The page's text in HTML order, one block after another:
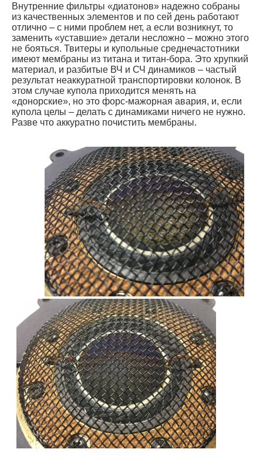
Внутренние фильтры «диатонов» надежно собраны
из качественных элементов и по сей день работают
отлично – с ними проблем нет, а если возникнут, то
заменить «уставшие» детали несложно – можно этого
не бояться. Твитеры и купольные среднечастотники
имеют мембраны из титана и титан-бора. Это хрупкий
материал, и разбитые ВЧ и СЧ динамиков – частый
результат неаккуратной транспортировки колонок. В
этом случае купола приходится менять на
«донорские», но это форс-мажорная авария, и, если
купола целы – делать с динамиками ничего не нужно.
Разве что аккуратно почистить мембраны.